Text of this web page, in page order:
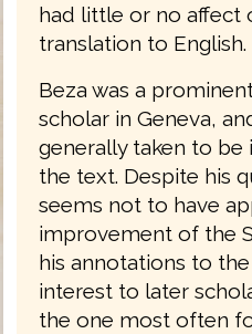
had little or no affect
translation to English.
Beza was a
scholar in Geneva,
generally taken to
the text. Despite his
seems not to have
improvement of the
his annotations to
interest to later
the one most often